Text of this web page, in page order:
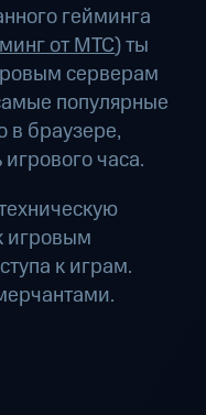
гейминга
от МТС) ты
серверам
популярные
в браузере,
часа.
игровым
к играм.